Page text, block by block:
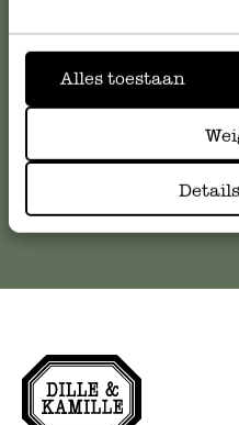
Alles toestaan
serviceclientele@dille-
Service client en ligne